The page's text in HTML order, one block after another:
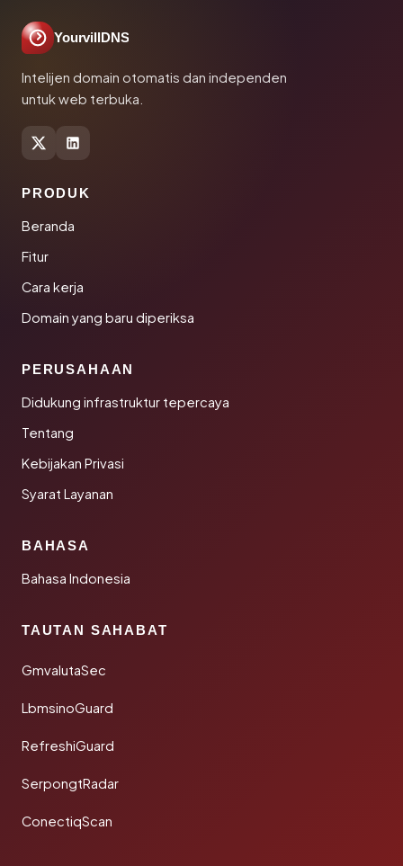
YourvillDNS
Intelijen domain otomatis dan independen
untuk web terbuka.
PRODUK
Beranda
Fitur
Cara kerja
Domain yang baru diperiksa
PERUSAHAAN
Didukung infrastruktur tepercaya
Tentang
Kebijakan Privasi
Syarat Layanan
BAHASA
Bahasa Indonesia
TAUTAN SAHABAT
GmvalutaSec
LbmsinoGuard
RefreshiGuard
SerpongtRadar
ConectiqScan